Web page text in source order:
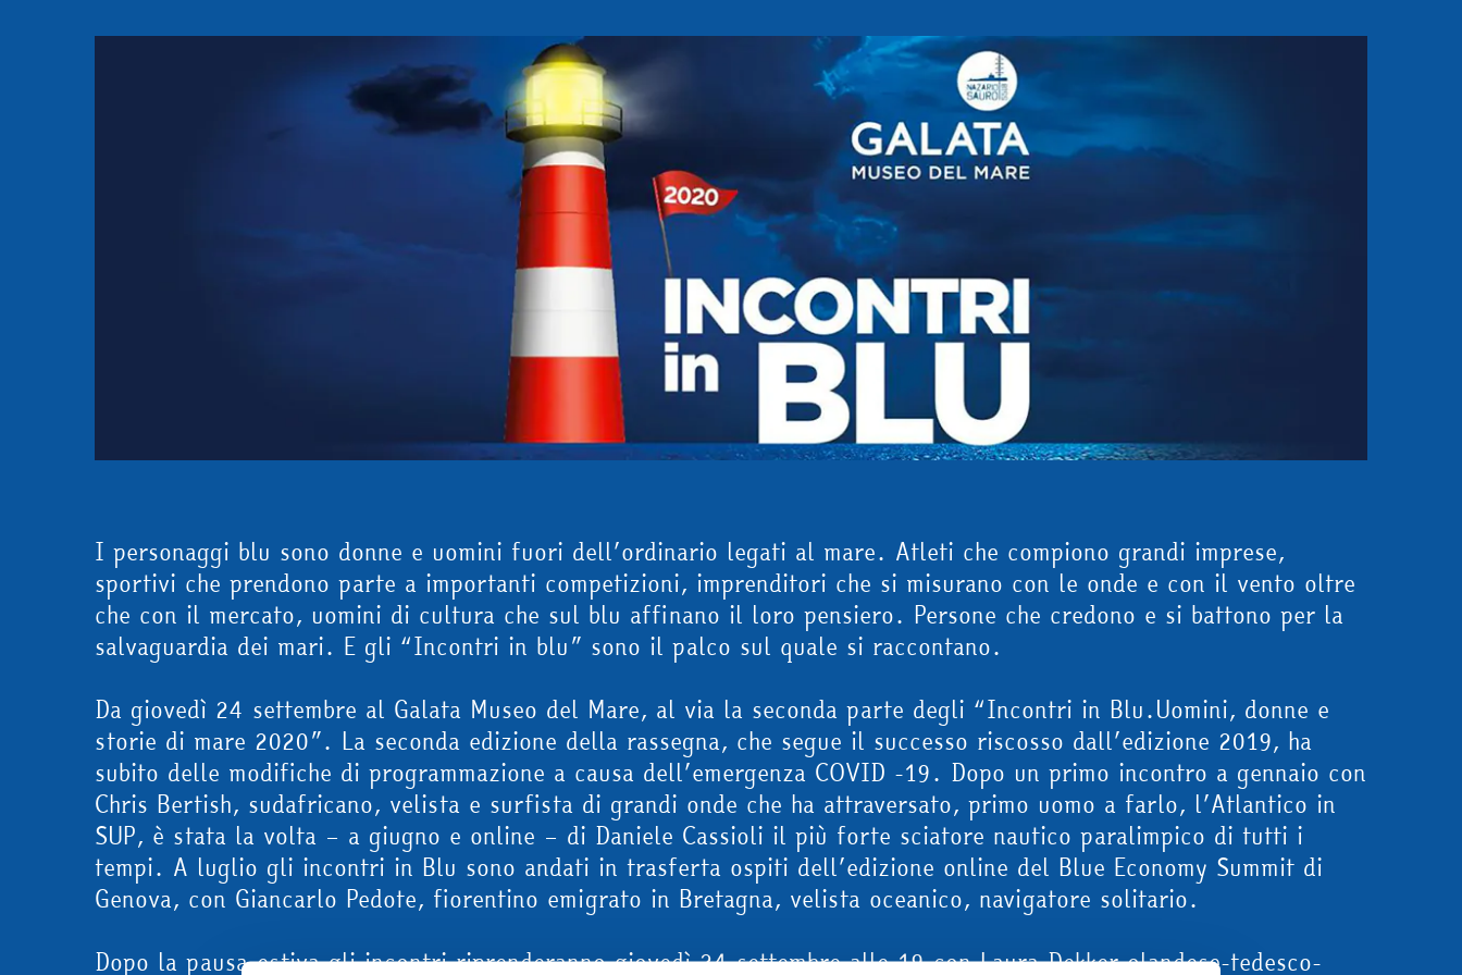
I personaggi blu sono donne e uomini fuori dell’ordinario legati al mare. Atleti che compiono grandi imprese,
sportivi che prendono parte a importanti competizioni, imprenditori che si misurano con le onde e con il vento oltre
che con il mercato, uomini di cultura che sul blu affinano il loro pensiero. Persone che credono e si battono per la
salvaguardia dei mari. E gli “Incontri in blu” sono il palco sul quale si raccontano.
Da giovedì 24 settembre al Galata Museo del Mare, al via la seconda parte degli “Incontri in Blu.Uomini, donne e
storie di mare 2020”. La seconda edizione della rassegna, che segue il successo riscosso dall’edizione 2019, ha
subito delle modifiche di programmazione a causa dell’emergenza COVID -19. Dopo un primo incontro a gennaio con
Chris Bertish, sudafricano, velista e surfista di grandi onde che ha attraversato, primo uomo a farlo, l’Atlantico in
SUP, è stata la volta – a giugno e online – di Daniele Cassioli il più forte sciatore nautico paralimpico di tutti i
tempi. A luglio gli incontri in Blu sono andati in trasferta ospiti dell’edizione online del Blue Economy Summit di
Genova, con Giancarlo Pedote, fiorentino emigrato in Bretagna, velista oceanico, navigatore solitario.
Dopo la pausa estiva gli incontri riprenderanno giovedì 24 settembre alle 19 con Laura Dekker olandese-tedesco-